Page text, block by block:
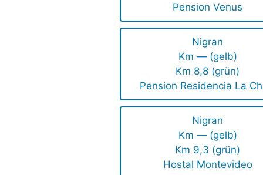
Pension Venus
Nigran
Km — (gelb)
Km 8,8 (grün)
Pension Residencia La
Nigran
Km — (gelb)
Km 9,3 (grün)
Hostal Montevideo